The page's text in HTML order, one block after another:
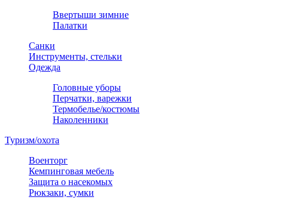
Ввертыши зимние
Палатки
Санки
Инструменты, стельки
Одежда
Головные уборы
Перчатки, варежки
Термобелье/костюмы
Наколенники
Туризм/охота
Военторг
Кемпинговая мебель
Защита о насекомых
Рюкзаки, сумки